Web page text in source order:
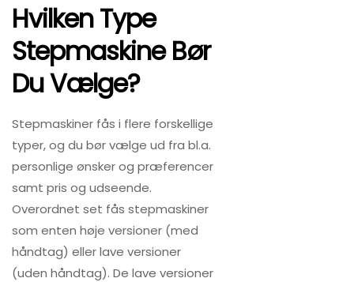
Hvilken Type
Stepmaskine Bør
Du Vælge?
Stepmaskiner fås i flere forskellige
typer, og du bør vælge ud fra bl.a.
personlige ønsker og præferencer
samt pris og udseende.
Overordnet set fås stepmaskiner
som enten høje versioner (med
håndtag) eller lave versioner
(uden håndtag). De lave versioner